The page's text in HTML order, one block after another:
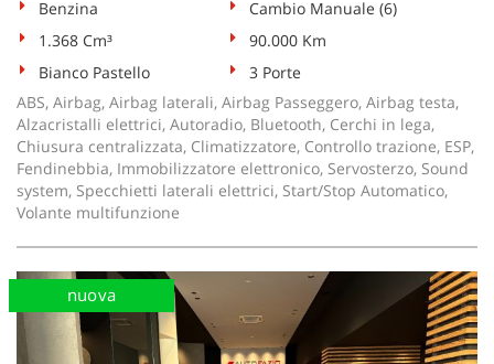
Benzina
Cambio Manuale (6)
1.368 Cm³
90.000 Km
Bianco Pastello
3 Porte
ABS, Airbag, Airbag laterali, Airbag Passeggero, Airbag testa,
Alzacristalli elettrici, Autoradio, Bluetooth, Cerchi in lega,
Chiusura centralizzata, Climatizzatore, Controllo trazione, ESP,
Fendinebbia, Immobilizzatore elettronico, Servosterzo, Sound
system, Specchietti laterali elettrici, Start/Stop Automatico,
Volante multifunzione
nuova